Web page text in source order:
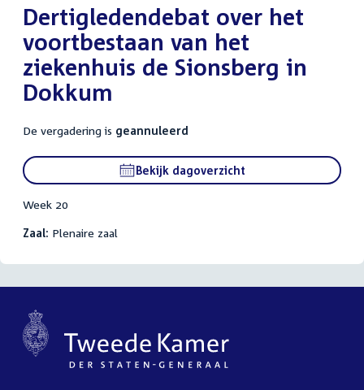
:Dertigledendebat over het
voortbestaan van het
ziekenhuis de Sionsberg in
Dokkum
De vergadering is geannuleerd
Bekijk dagoverzicht
Week 20
Zaal: Plenaire zaal